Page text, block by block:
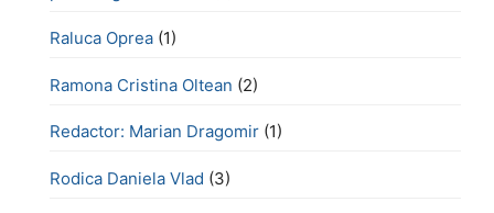
Raluca Oprea (1)
Ramona Cristina Oltean (2)
Redactor: Marian Dragomir (1)
Rodica Daniela Vlad (3)